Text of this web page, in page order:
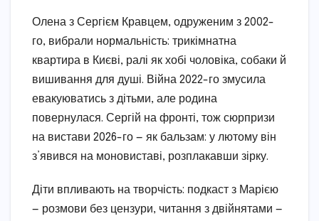
Олена з Сергієм Кравцем, одруженим з 2002-
го, вибрали нормальність: трикімнатна
квартира в Києві, ралі як хобі чоловіка, собаки й
вишивання для душі. Війна 2022-го змусила
евакуюватись з дітьми, але родина
повернулася. Сергій на фронті, тож сюрпризи
на вистави 2026-го — як бальзам: у лютому він
з’явився на моновиставі, розплакавши зірку.
Діти впливають на творчість: подкаст з Марією
— розмови без цензури, читання з двійнятами —